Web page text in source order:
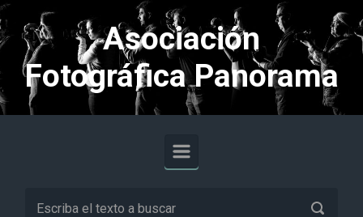
Saltar al contenido principal
Asociación
Fotográfica Panorama